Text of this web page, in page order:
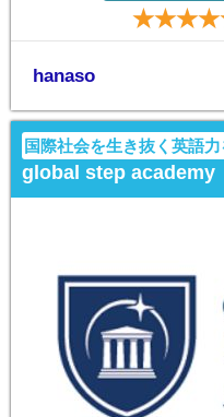
hanaso
国際社会を生き抜く英語
global step academy